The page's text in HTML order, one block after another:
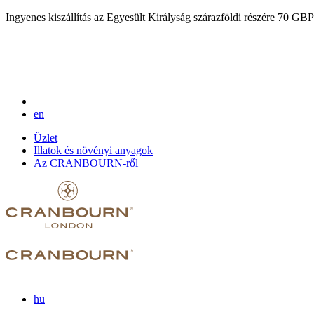
Ingyenes kiszállítás az Egyesült Királyság szárazföldi részére 70
en
Üzlet
Illatok és növényi anyagok
Az CRANBOURN-ről
hu